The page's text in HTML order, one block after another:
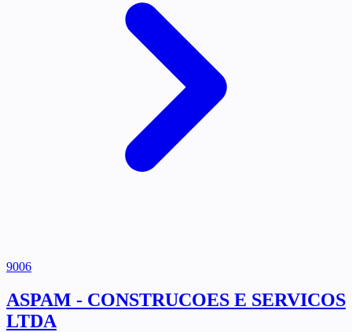
9006
ASPAM - CONSTRUCOES E SERVICOS
LTDA